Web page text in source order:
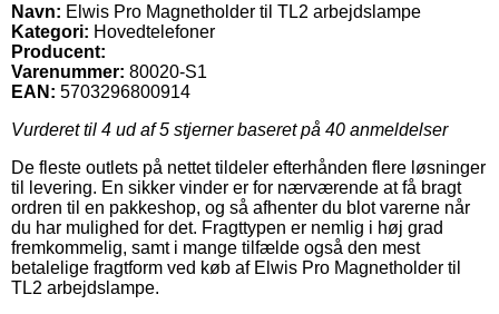
Navn: Elwis Pro Magnetholder til TL2 arbejdslampe
Kategori: Hovedtelefoner
Producent:
Varenummer: 80020-S1
EAN: 5703296800914
Vurderet til 4 ud af 5 stjerner baseret på 40 anmeldelser
De fleste outlets på nettet tildeler efterhånden flere løsninger
til levering. En sikker vinder er for nærværende at få bragt
ordren til en pakkeshop, og så afhenter du blot varerne når
du har mulighed for det. Fragttypen er nemlig i høj grad
fremkommelig, samt i mange tilfælde også den mest
betalelige fragtform ved køb af Elwis Pro Magnetholder til
TL2 arbejdslampe.